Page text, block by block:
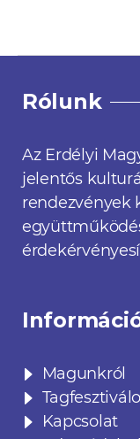
Rólunk
Az Erdélyi
jelentős
rendezvények
Magunkról
Kapcsolat